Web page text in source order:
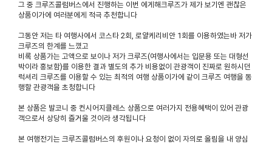
그 중 크루즈콜럼버스에서 진행하는 이번 에게해크루즈가 제가 보기엔 괜찮은
상품이가에 여러분에게 적극 추천합니다
그동안 저는 타 여행사에서 코스타 2회, 로얄케리비안 1회를 이용하였는바 저가
크루즈의 한계를 느꼈고
비록 상품가는 고액으로 보이나 저가 크루즈(여행사에서는 입문용 또는 대형선
박이라 홍보함)를 이용한 결과 별도의 추가 비용없이 관광객이 진짜로 원하시던
럭셔리 크루즈를 이용할 수 있는 최적의 여행 상품이가에 같이 크루즈 여행을 동
행할 관광객을 초청합니다
본 상품은 발코니 중 컨시어지클레스 상품으로 여러가지 전용혜택이 있어 관광
객으로서 상당히 즐거울 것이라 생각됩니다
본 여행전기는 크루즈콜럼버스의 후원이나 요청이 없이 자의로 올림을 내 양심